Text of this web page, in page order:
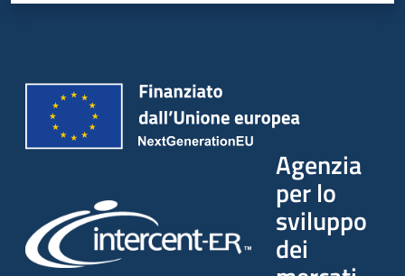
Agenzia
per lo
sviluppo
dei